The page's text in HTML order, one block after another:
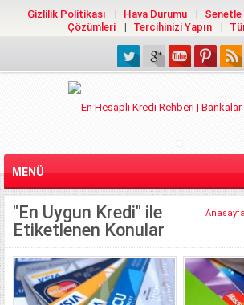
Gizlilik Politikası Hava Durumu
Senetle
Çözümleri
Tercihinizi Yapın
MENÜ
Anasayfa
"En Uygun Kredi" ile
Etiketlenen Konular